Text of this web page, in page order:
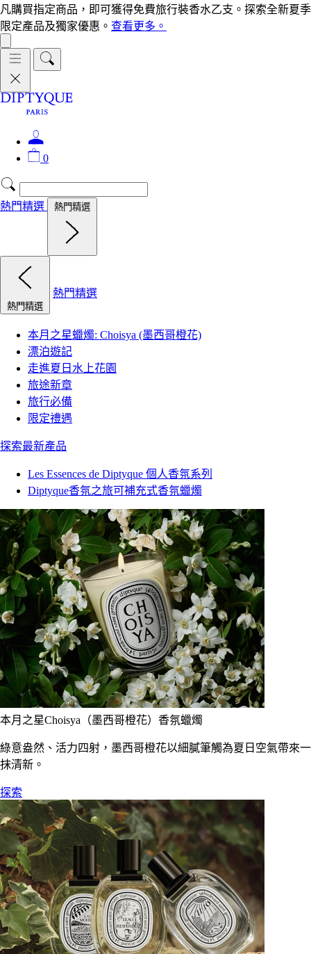
凡購買指定商品，即可獲得免費旅行裝香水乙支。探索全新夏季
限定產品及獨家優惠。 查看更多。
0
熱門精選 熱門精選
熱門精選
熱門精選
本月之星蠟燭: Choisya (墨西哥橙花)
漂泊遊記
走進夏日水上花園
旅途新章
旅行必備
限定禮遇
探索最新產品
Les Essences de Diptyque 個人香氛系列
Diptyque香氛之旅可補充式香氛蠟燭
本月之星Choisya（墨西哥橙花）香氛蠟燭
綠意盎然、活力四射，墨西哥橙花以細膩筆觸為夏日空氣帶來一
抹清新。
探索